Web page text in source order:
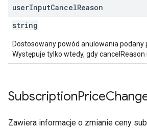
userInputCancelReason
string
Dostosowany powód anulowania podany
Występuje tylko wtedy, gdy cancelReason
SubscriptionPrice
Zawiera informacje o zmianie ceny